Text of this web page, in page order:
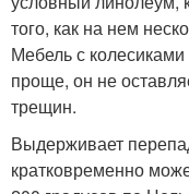
того, как на нем
Мебель с
проще, он не
трещин.
Выдерживает
кратковременно